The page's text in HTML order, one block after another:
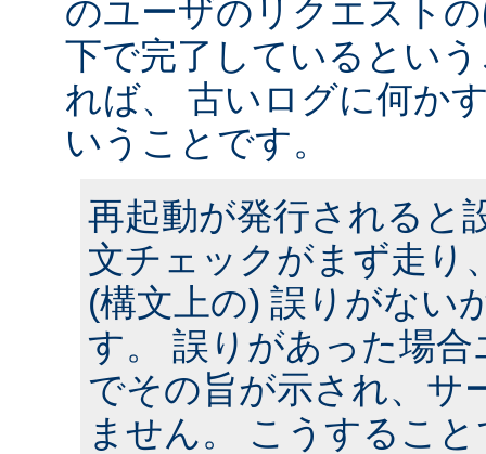
のユーザのリクエスト
下で完了しているとい
れば、 古いログに何か
いうことです。
再起動が発行されると
文チェックがまず走り
(構文上の) 誤りがない
す。 誤りがあった場
でその旨が示され、サ
ません。 こうするこ